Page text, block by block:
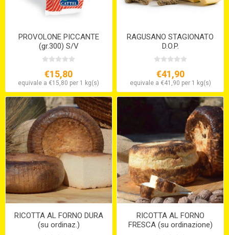
PROVOLONE PICCANTE
(gr.300) S/V
€15,80
equivale a €15,80 per 1 kg(s)
RAGUSANO STAGIONATO
D.O.P.
€41,90
equivale a €41,90 per 1 kg(s)
RICOTTA AL FORNO DURA
(su ordinaz.)
RICOTTA AL FORNO
FRESCA (su ordinazione)